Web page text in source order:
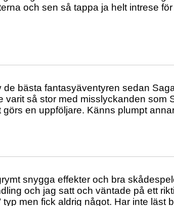
och sen så tappa ja helt intrese för
bästa fantasyäventyren sedan
varit så stor med misslyckanden som
en uppföljare. Känns plumpt
snygga effekter och bra
och jag satt och väntade på ett
men fick aldrig något. Har inte läst